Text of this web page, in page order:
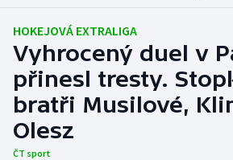
Fotbal
Hokej
Tenis
Atletika
HOKEJOVÁ EXTRALIGA
Vyhrocený duel v
přinesl tresty.
bratři Musilové,
Olesz
ČT sport